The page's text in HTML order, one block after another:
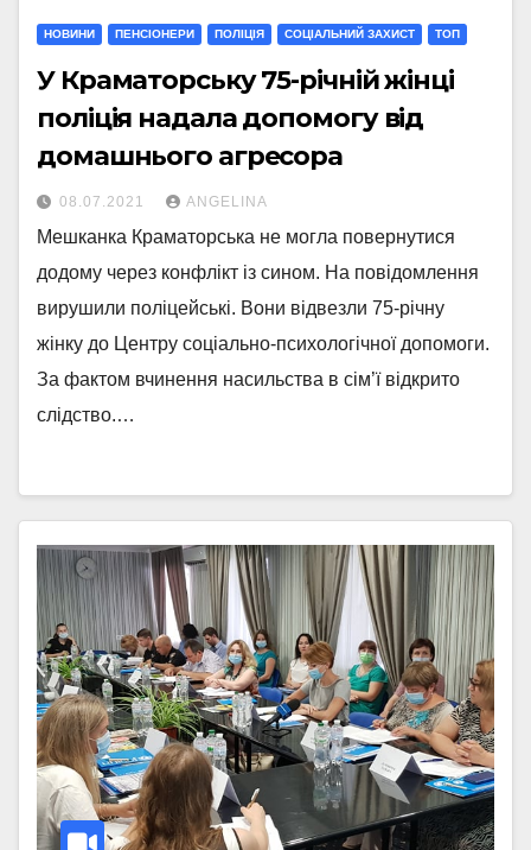
НОВИНИ ПЕНСІОНЕРИ ПОЛІЦІЯ СОЦІАЛЬНИЙ ЗАХИСТ ТОП
У Краматорську 75-річній жінці
поліція надала допомогу від
домашнього агресора
08.07.2021 ANGELINA
Мешканка Краматорська не могла повернутися
додому через конфлікт із сином. На повідомлення
вирушили поліцейські. Вони відвезли 75-річну
жінку до Центру соціально-психологічної допомоги.
За фактом вчинення насильства в сім’ї відкрито
слідство.…